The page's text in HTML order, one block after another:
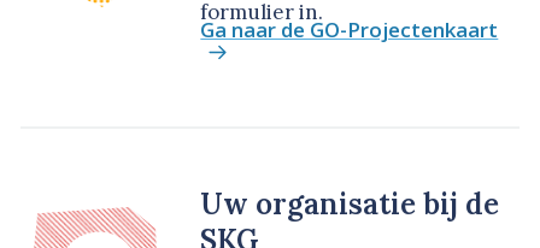
formulier in.
Ga naar de GO-Projectenkaart
Uw organisatie bij de
SKG